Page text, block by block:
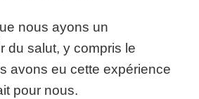
nous ayons un
du salut, y compris le
avons eu cette expérience
pour nous.